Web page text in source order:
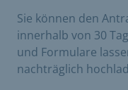
Sie können den
innerhalb von 30
und Formulare
nachträglich